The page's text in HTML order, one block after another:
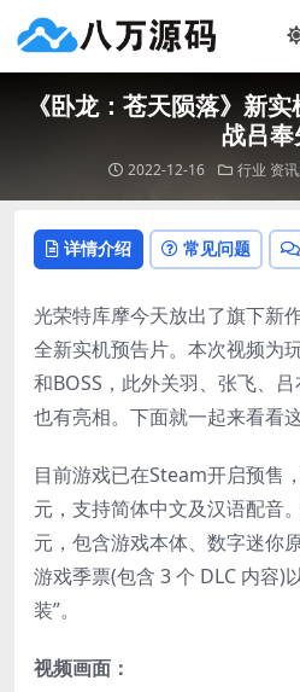
《卧龙：苍天陨落》新
战吕奉
2022-12-16 行业 资
详情介绍 常见问题
光荣特库摩今天放出了旗下新
全新实机预告片。本次视频为
和BOSS，此外关羽、张飞、
也有亮相。下面就一起来看看
目前游戏已在Steam开启预售
元，支持简体中文及汉语配音
元，包含游戏本体、数字迷你
游戏季票(包含 3 个 DLC 内容)
装”。
视频画面：